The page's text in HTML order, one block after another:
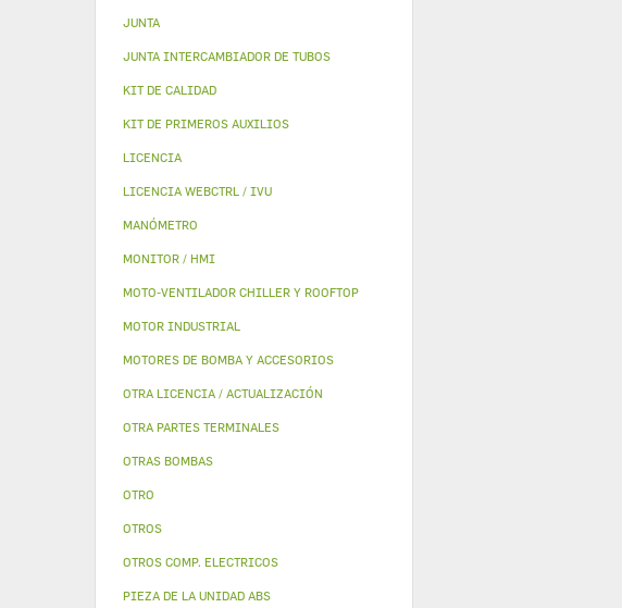
JUNTA
JUNTA INTERCAMBIADOR DE TUBOS
KIT DE CALIDAD
KIT DE PRIMEROS AUXILIOS
LICENCIA
LICENCIA WEBCTRL / IVU
MANÓMETRO
MONITOR / HMI
MOTO-VENTILADOR CHILLER Y ROOFTOP
MOTOR INDUSTRIAL
MOTORES DE BOMBA Y ACCESORIOS
OTRA LICENCIA / ACTUALIZACIÓN
OTRA PARTES TERMINALES
OTRAS BOMBAS
OTRO
OTROS
OTROS COMP. ELECTRICOS
PIEZA DE LA UNIDAD ABS